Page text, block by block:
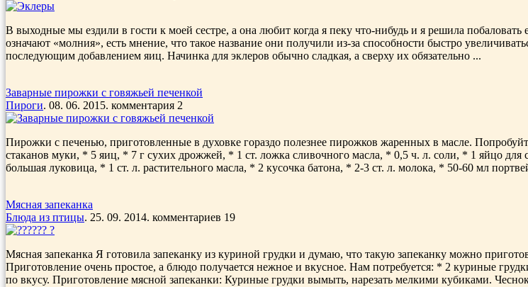
В выходные мы ездили в гости к моей сестре, а она любит когда я пеку что-нибудь и я решила
означают «молния», есть мнение, что такое название они получили из-за способности быстро
последующим добавлением яиц. Начинка для эклеров обычно сладкая, а сверху их обязательно ...
Заварные пирожки с говяжьей печенкой
Пироги. 08. 06. 2015. комментария 2
Пирожки с печенью, приготовленные в духовке гораздо полезнее пирожков жаренных в масле.
стаканов муки, * 5 яиц, * 7 г сухих дрожжей, * 1 ст. ложка сливочного масла, * 0,5 ч. л. соли, * 1 яйцо
большая луковица, * 1 ст. л. растительного масла, * 2 кусочка батона, * 2-3 ст. л. молока, * 50-60 мл
Мясная запеканка
Блюда из птицы. 25. 09. 2014. комментариев 19
Мясная запеканка Я готовила запеканку из куриной грудки и думаю, что такую запеканку можно
Приготовление очень простое, а блюдо получается нежное и вкусное. Нам потребуется: * 2 куриные
по вкусу. Приготовление мясной запеканки: Куриные грудки вымыть, нарезать мелкими кубиками.